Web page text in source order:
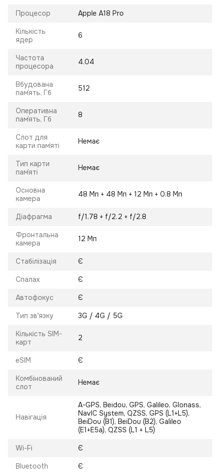
Процесор Apple A18 Pro
Кількість
ядер
6
Частота
процесора
4.04
Вбудована
пам`ять, Гб
512
Оперативна
пам`ять, Гб
8
Слот для
карти пам`яті
Немає
Тип карти
пам`яті
Немає
Основна
камера
48 Мп + 48 Мп + 12 Мп + 0.8 Мп
Діафрагма f/1.78 + f/2.2 + f/2.8
Фронтальна
камера
12 Мп
Стабілізація Є
Спалах Є
Автофокус Є
Тип зв'язку 3G / 4G / 5G
Кількість SIM-
карт
2
eSIM Є
Комбінований
слот
Немає
Навігація
A-GPS, Beidou, GPS, Galileo, Glonass,
NavIC System, QZSS, GPS (L1+L5),
BeiDou (B1), BeiDou (B2), Galileo
(E1+E5a), QZSS (L1 + L5)
Wi-Fi Є
Bluetooth Є